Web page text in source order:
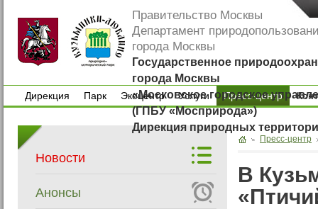
Правительство Москвы
Департамент
города Москвы
Государственное
города Москвы
«Московское городское
(ГПБУ «Мосприрода»)
Дирекция природных
Дирекция
Парк
Экоцентр
Экоцентр
Услуги
Услуги
Пресс-центр
Новости
Анонсы
Пресс-центр
В